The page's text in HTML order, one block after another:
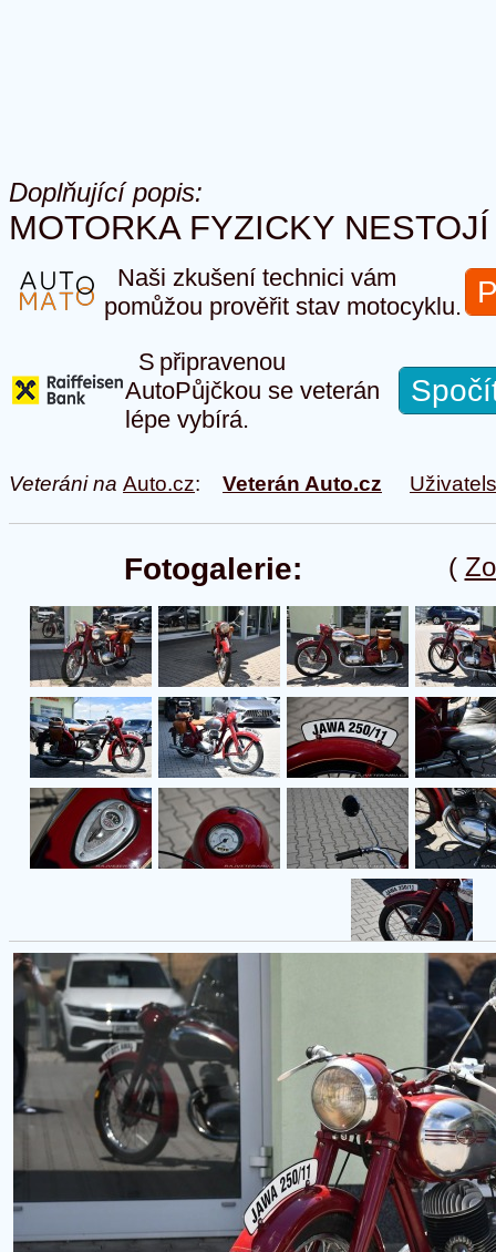
Doplňující popis:
MOTORKA FYZICKY
Naši zkušení technici vám
pomůžou prověřit stav motocyklu.
S připravenou
AutoPůjčkou se veterán
lépe vybírá.
Veteráni na Auto.cz: Veterán Auto.cz
(
Fotogalerie: